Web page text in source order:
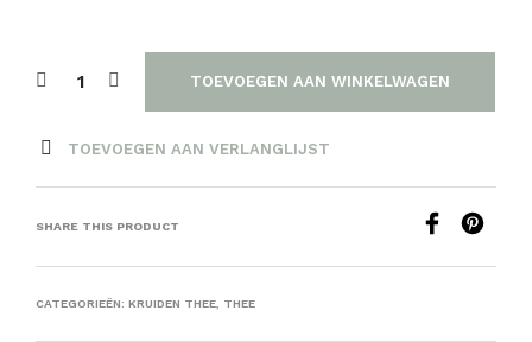
TOEVOEGEN AAN WINKELWAGEN
TOEVOEGEN AAN VERLANGLIJST
SHARE THIS PRODUCT
CATEGORIEËN: KRUIDEN THEE THEE